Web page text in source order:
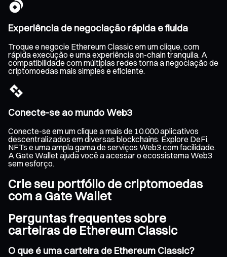
Experiência de negociação rápida e fluida
Troque e negocie Ethereum Classic em um clique, com
rápida execução e uma experiência on-chain tranquila. A
compatibilidade com múltiplas redes torna a negociação de
criptomoedas mais simples e eficiente.
Conecte-se ao mundo Web3
Conecte-se em um clique a mais de 10.000 aplicativos
descentralizados em diversas blockchains. Explore DeFi,
NFTs e uma ampla gama de serviços Web3 com facilidade.
A Gate Wallet ajuda você a acessar o ecossistema Web3
sem esforço.
Crie seu portfólio de criptomoedas
com a Gate Wallet
Perguntas frequentes sobre
carteiras de Ethereum Classic
O que é uma carteira de Ethereum Classic?